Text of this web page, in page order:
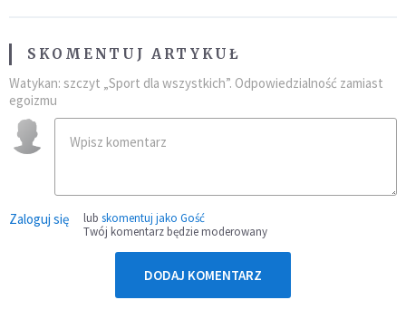
SKOMENTUJ ARTYKUŁ
Watykan: szczyt „Sport dla wszystkich”. Odpowiedzialność zamiast
egoizmu
Zaloguj się lub skomentuj jako Gość
Twój komentarz będzie moderowany
DODAJ KOMENTARZ